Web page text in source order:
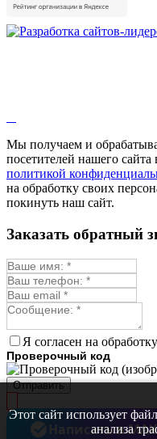
Мы получаем и
посетителей нашего сайта
политикой
на обработку своих
покинуть наш сайт.
Этот сайт использует
анализа
Заказать обратный
Я согласен на
Проверочный код
Отправить
Написать в MAX